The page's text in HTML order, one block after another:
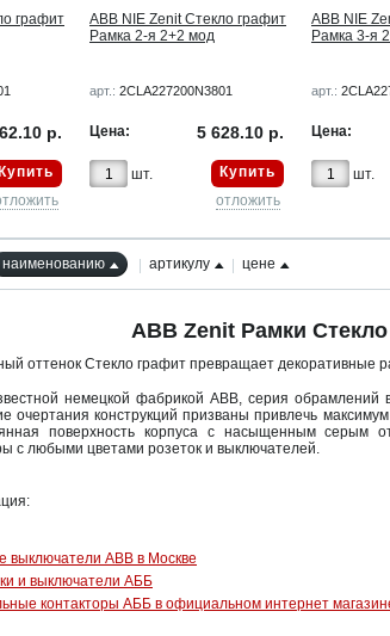
графит
р.
Купить
ABB NIE Zenit Стекло графит
Рамка 2-я 2+2 мод
арт.: 2CLA227200N3801
Цена: 5 628.10 р.
шт.
Купить
отложить
ABB NIE
Рамка 3-я
арт.:
Цена:
шт.
наименованию артикулу цене
ABB Zenit Рамки
оттенок Стекло графит превращает декоративные
немецкой фабрикой ABB, серия обрамлений
очертания конструкций призваны привлечь
поверхность корпуса с насыщенным серым
с любыми цветами розеток и выключателей.
выключатели ABB в Москве
и выключатели АББ
контакторы АББ в официальном интернет